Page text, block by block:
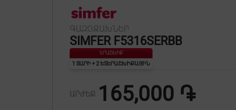
ԳԱԶՕՋԱԽՆԵՐ
SIMFER F5316SERBB
ԵՐԱՇԽԻՔ
1 ՏԱՐԻ + 2 ԵՏԵՐԱՇԽԻՔԱՅԻՆ
ԱՐԺԵՔ 165,000 ֏